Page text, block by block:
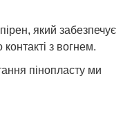
який забезпечує
з вогнем.
пінопласту ми